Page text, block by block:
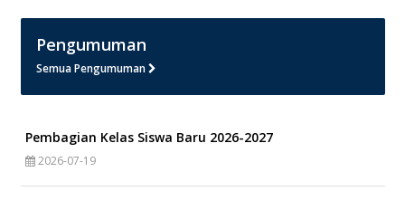
Pengumuman
Semua Pengumuman
Pembagian Kelas Siswa Baru 2026-2027
2026-07-19